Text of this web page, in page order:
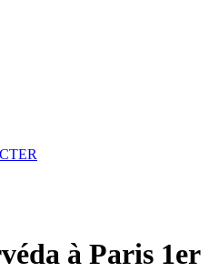
à Paris 1er